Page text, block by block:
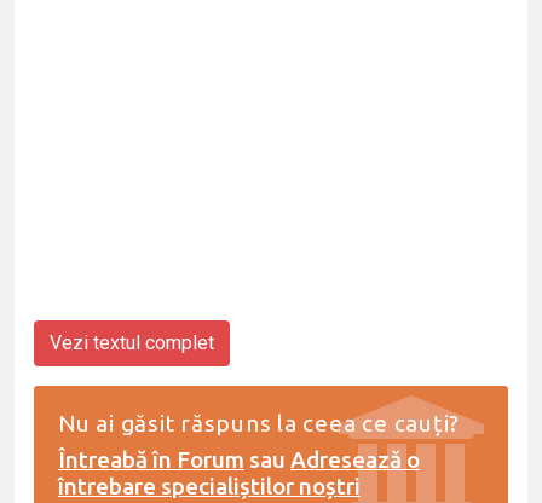
Vezi textul complet
Nu ai găsit răspuns la ceea ce cauți?
Întreabă în Forum sau Adresează o
întrebare specialiștilor noștri